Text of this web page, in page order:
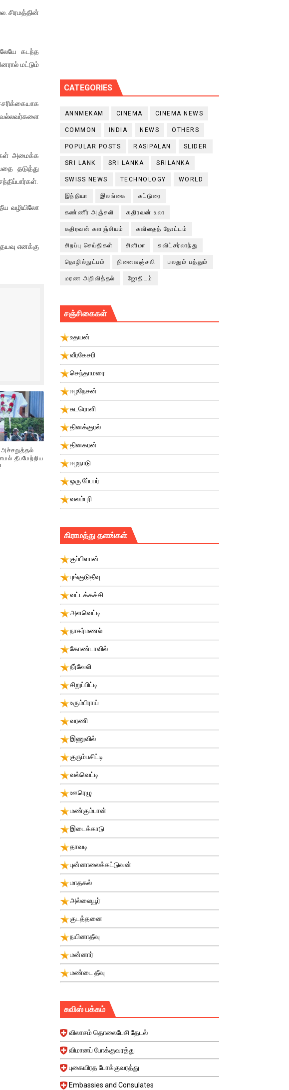
சிரமத்தின்
கடந்த
மட்டும்
அமைக்க
தடுத்து
வழியிலோ
எனக்கு
தீபமேற்றிய
CATEGORIES
ANNMEKAM CINEMA CINEMA NEWS
COMMON INDIA NEWS OTHERS
POPULAR POSTS RASIPALAN SLIDER
SRI LANK SRI LANKA SRILANKA
SWISS NEWS TECHNOLOGY WORLD
இந்தியா இலங்கை கட்டுரை
கண்ணீர் அஞ்சலி கதிரவன் உலா
கதிரவன் களஞ்சியம் கவிதைத் தோட்டம்
சிறப்பு செய்திகள் சினிமா சுவிட்சர்லாந்து
தொழில்நுட்பம் நினைவஞ்சலி பலதும் பத்தும்
மரண அறிவித்தல் ஜோதிடம்
சஞ்சிகைகள்
உதயன்
வீரகேசரி
செந்தாமரை
ஈழநேசன்
சுடரொளி
தினக்குரல்
தினகரன்
ஈழநாடு
ஒரு பே்பபர்
வலம்புரி
கிராமத்து தளங்கள்
குப்பிளான்
புங்குடுதீவு
வட்டக்கச்சி
அளவெட்டி
நாகர்மணல்
கோண்டாவில்
நீர்வேலி
சிறுப்பிட்டி
உரும்பிராய்
வரணி
இணுவில்
குரும்பசிட்டி
வல்வெட்டி
ஊரெழு
மண்கும்பான்
இடைக்காடு
தாவடி
புன்னாலைக்கட்டுவன்
மாதகல்
அல்லையூர்
குடத்தனை
நயினாதீவு
மன்னார்
மண்டை தீவு
சுவிஸ் பக்கம்
விலாசம் தொலைபேசி தேடல்
விமானப் போக்குவரத்து
புகையிரத போக்குவரத்து
Embassies and Consulates